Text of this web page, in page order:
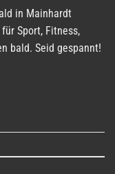
in Mainhardt
Sport, Fitness,
bald. Seid gespannt!